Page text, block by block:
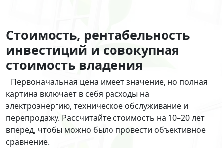
Стоимость, рентабельность
инвестиций и совокупная
стоимость владения
Первоначальная цена имеет значение, но полная
картина включает в себя расходы на
электроэнергию, техническое обслуживание и
перепродажу. Рассчитайте стоимость на 10–20 лет
вперёд, чтобы можно было провести объективное
сравнение.